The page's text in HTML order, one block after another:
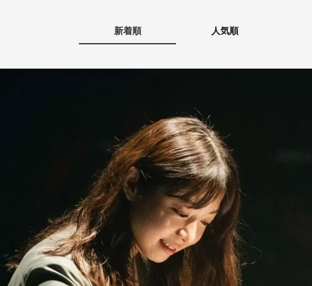
新着順 人気順